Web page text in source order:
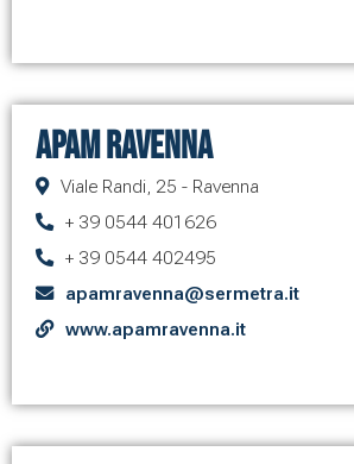
Apam Ravenna
Viale Randi, 25 - Ravenna
+ 39 0544 401626
+ 39 0544 402495
apamravenna@sermetra.it
www.apamravenna.it